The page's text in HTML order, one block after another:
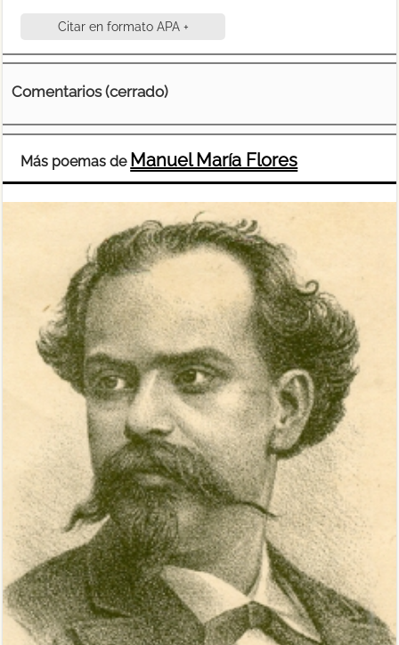
Citar en formato APA +
Comentarios (cerrado)
Más poemas de Manuel María Flores